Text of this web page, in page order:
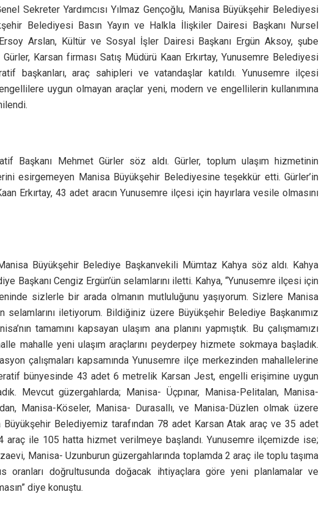
Sekreter Yardımcısı Yılmaz Gençoğlu, Manisa Büyükşehir Belediyesi
Belediyesi Basın Yayın ve Halkla İlişkiler Dairesi Başkanı Nursel
Arslan, Kültür ve Sosyal İşler Dairesi Başkanı Ergün Aksoy, şube
Karsan firması Satış Müdürü Kaan Erkırtay, Yunusemre Belediyesi
başkanları, araç sahipleri ve vatandaşlar katıldı. Yunusemre ilçesi
uygun olmayan araçlar yeni, modern ve engellilerin kullanımına
Başkanı Mehmet Gürler söz aldı. Gürler, toplum ulaşım hizmetinin
esirgemeyen Manisa Büyükşehir Belediyesine teşekkür etti. Gürler’in
Erkırtay, 43 adet aracın Yunusemre ilçesi için hayırlara vesile olmasını
Manisa Büyükşehir Belediye Başkanvekili Mümtaz Kahya söz aldı. Kahya
Başkanı Cengiz Ergün’ün selamlarını iletti. Kahya, “Yunusemre ilçesi için
sizlerle bir arada olmanın mutluluğunu yaşıyorum. Sizlere Manisa
selamlarını iletiyorum. Bildiğiniz üzere Büyükşehir Belediye Başkanımız
tamamını kapsayan ulaşım ana planını yapmıştık. Bu çalışmamızı
mahalle yeni ulaşım araçlarını peyderpey hizmete sokmaya başladık.
çalışmaları kapsamında Yunusemre ilçe merkezinden mahallelerine
bünyesinde 43 adet 6 metrelik Karsan Jest, engelli erişimine uygun
Mevcut güzergahlarda; Manisa- Üçpınar, Manisa-Pelitalan, Manisa-
Manisa-Köseler, Manisa- Durasallı, ve Manisa-Düzlen olmak üzere
Belediyemiz tarafından 78 adet Karsan Atak araç ve 35 adet
ile 105 hatta hizmet verilmeye başlandı. Yunusemre ilçemizde ise;
Manisa- Uzunburun güzergahlarında toplamda 2 araç ile toplu taşıma
doğrultusunda doğacak ihtiyaçlara göre yeni planlamalar ve
diye konuştu.